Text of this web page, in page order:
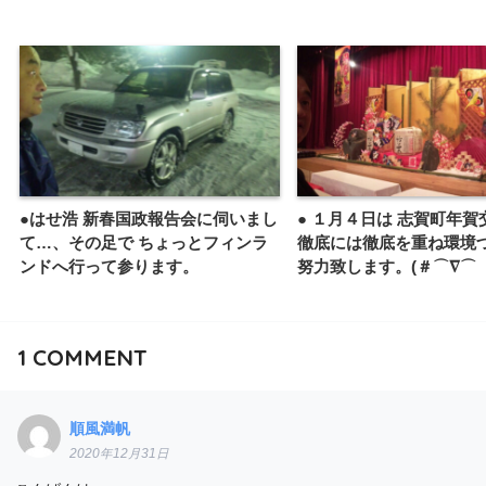
●はせ浩 新春国政報告会に伺いまし
て…、その足で ちょっとフィンラ
ンドへ行って参ります。
● １月４日は 志賀町年
徹底には徹底を重ね環境
努力致します。(＃⌒∇⌒
1 COMMENT
順風満帆
2020年12月31日